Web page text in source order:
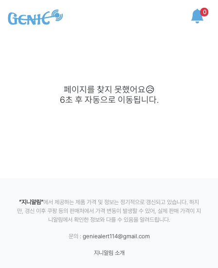
0
페이지를 찾지 못했어요😥
6초 후 자동으로 이동됩니다.
”지니알림”에서 제공하는 제품 가격 및 정보는 정기적으로 갱신되고 있습니다. 하지
만, 갱신 이후 쿠팡 등의 판매처에서 가격 변동이 발생할 수 있어, 실제 판매 가격이 지
니알림에서 확인한 정보와 다를 수 있음을 알려드립니다.
문의 : geniealert114@gmail.com
지니알림 소개